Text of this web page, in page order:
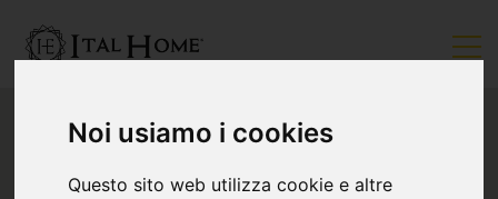
Noi usiamo i cookies
Questo sito web utilizza cookie e altre